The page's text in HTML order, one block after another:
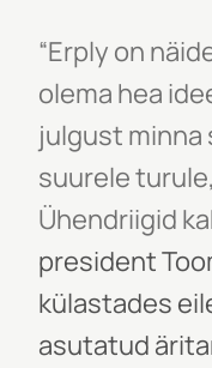
“Erply on
olema hea
julgust
suurele
Ühendriigid
president
külastades
asutatud